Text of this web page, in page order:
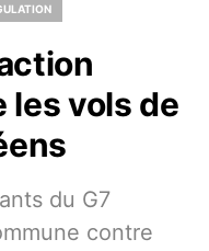
les vols de
du G7
contre